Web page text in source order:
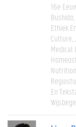
16e
Bushido
Ethiek
Culture
Medical
Nutrition
En